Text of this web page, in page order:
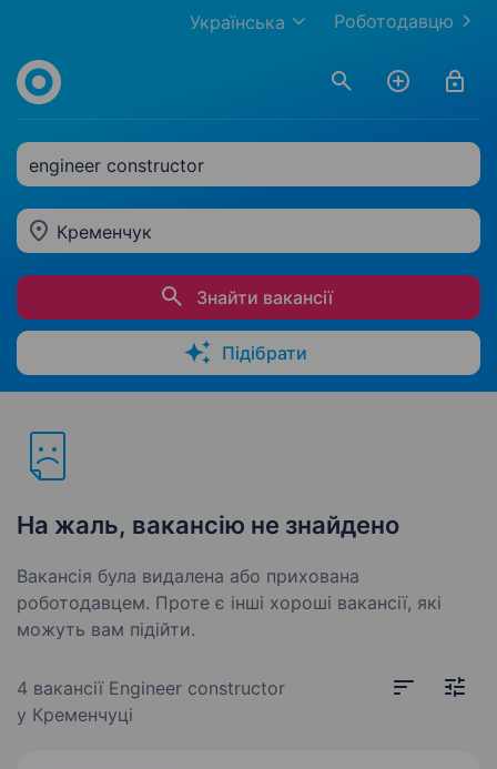
Роботодавцю
Українська
engineer constructor
Кременчук
Знайти вакансії
Підібрати
На жаль, вакансію не знайдено
Вакансія була видалена або прихована
роботодавцем. Проте є інші хороші вакансії, які
можуть вам підійти.
4 вакансії Engineer constructor
у Кременчуці